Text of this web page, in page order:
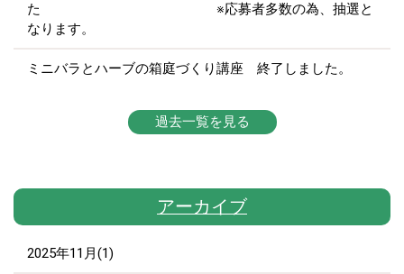
た ※応募者多数の為、抽選と
なります。
ミニバラとハーブの箱庭づくり講座 終了しました。
過去一覧を見る
アーカイブ
2025年11月(1)